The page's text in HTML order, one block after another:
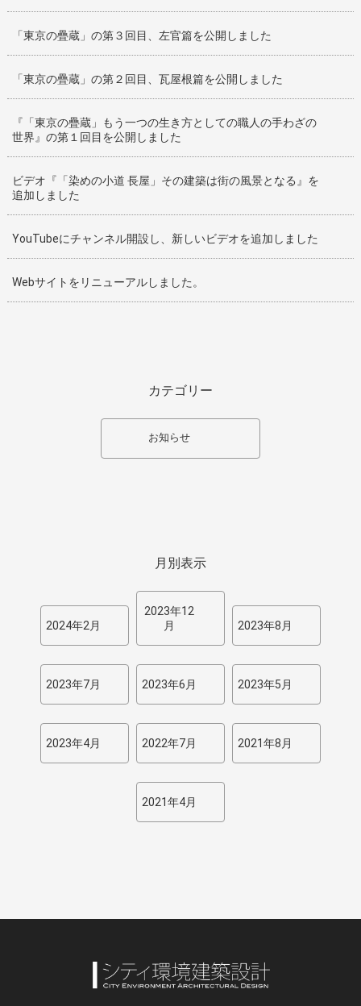
「東京の疊蔵」の第３回目、左官篇を公開しました
「東京の疊蔵」の第２回目、瓦屋根篇を公開しました
『「東京の疊蔵」もう一つの生き方としての職人の手わざの
世界』の第１回目を公開しました
ビデオ『「染めの小道 長屋」その建築は街の風景となる』を
追加しました
YouTubeにチャンネル開設し、新しいビデオを追加しました
Webサイトをリニューアルしました。
カテゴリー
お知らせ
月別表示
2024年2月
2023年12
月
2023年8月
2023年7月 2023年6月 2023年5月
2023年4月 2022年7月 2021年8月
2021年4月